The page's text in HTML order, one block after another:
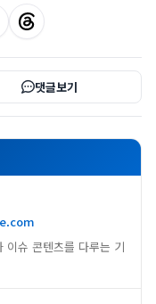
댓글보기
이슈 콘텐츠를 다루는 기